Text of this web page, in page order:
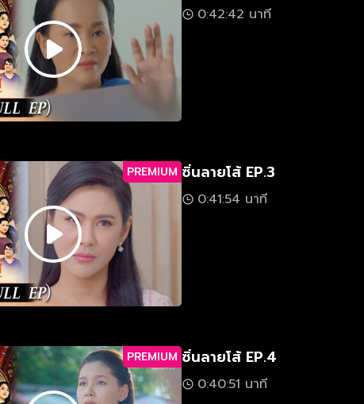
0:42:42 นาที
PREMIUM ซิ่นลายโส้ EP.3
0:41:54 นาที
PREMIUM ซิ่นลายโส้ EP.4
0:40:51 นาที